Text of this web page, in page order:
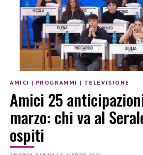
AMICI | PROGRAMMI | TELEVISIONE
Amici 25
marzo: chi va al
ospiti